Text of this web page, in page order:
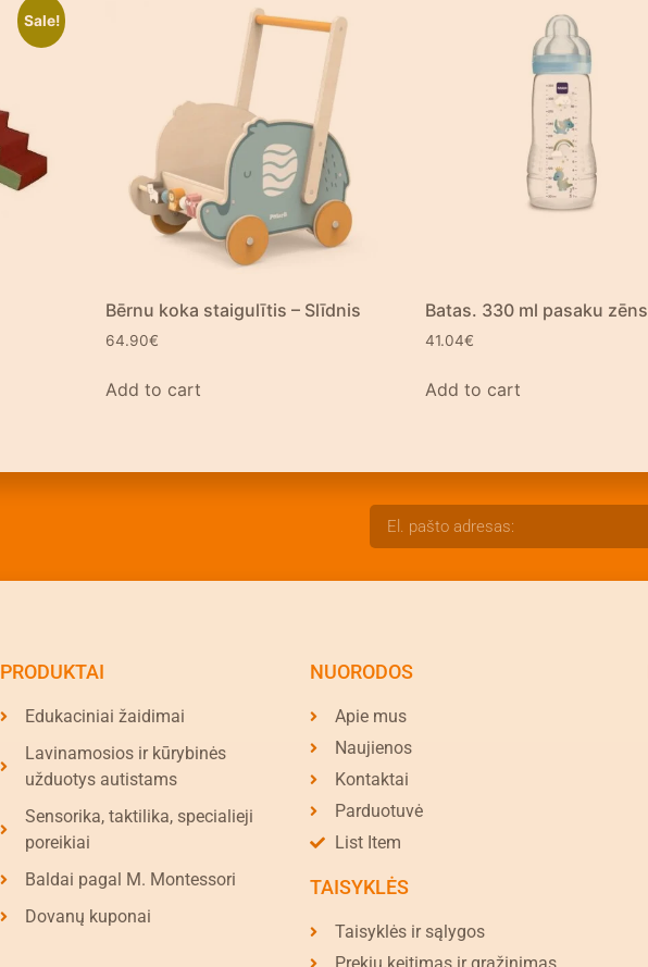
Sale!
Bērnu koka staigulītis – Slīdnis
64.90€
Add to cart
Batas. 330 ml pasaku zēns
41.04€
Add to cart
PRODUKTAI
Edukaciniai žaidimai
Lavinamosios ir kūrybinės
užduotys autistams
Sensorika, taktilika, specialieji
poreikiai
Baldai pagal M. Montessori
Dovanų kuponai
NUORODOS
Apie mus
Naujienos
Kontaktai
Parduotuvė
List Item
TAISYKLĖS
Taisyklės ir sąlygos